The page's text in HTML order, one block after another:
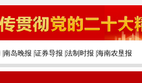
南岛晚报 证券导报 法制时报 海南农垦报